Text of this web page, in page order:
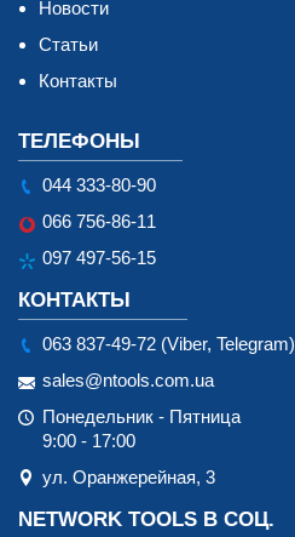
Новости
Статьи
Контакты
ТЕЛЕФОНЫ
044 333-80-90
066 756-86-11
097 497-56-15
КОНТАКТЫ
063 837-49-72 (Viber, Telegram)
sales@ntools.com.ua
Понедельник - Пятница
9:00 - 17:00
ул. Оранжерейная, 3
NETWORK TOOLS В СОЦ.